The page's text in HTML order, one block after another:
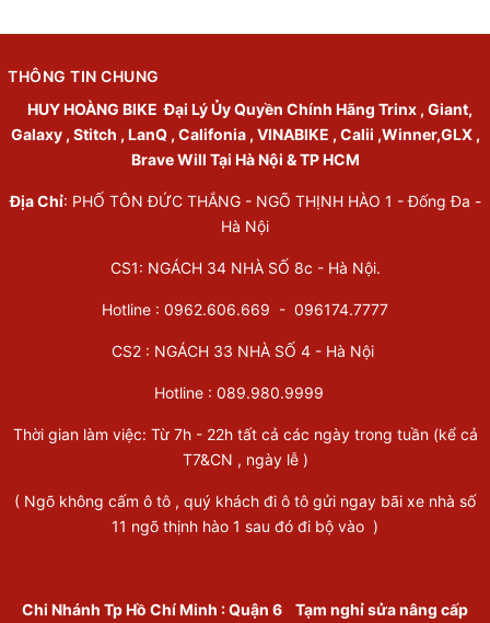
THÔNG TIN CHUNG
HUY HOÀNG BIKE Đại Lý Ủy Quyền Chính Hãng Trinx , Giant,
Galaxy , Stitch , LanQ , Califonia , VINABIKE , Calii ,Winner,GLX ,
Brave Will Tại Hà Nội & TP HCM
Địa Chỉ: PHỐ TÔN ĐỨC THẮNG - NGÕ THỊNH HÀO 1 - Đống Đa -
Hà Nội
CS1: NGÁCH 34 NHÀ SỐ 8c - Hà Nội.
Hotline : 0962.606.669 - 096174.7777
CS2 : NGÁCH 33 NHÀ SỐ 4 - Hà Nội
Hotline : 089.980.9999
Thời gian làm việc: Từ 7h - 22h tất cả các ngày trong tuần (kể cả
T7&CN , ngày lễ )
( Ngõ không cấm ô tô , quý khách đi ô tô gửi ngay bãi xe nhà số
11 ngõ thịnh hào 1 sau đó đi bộ vào )
Chi Nhánh Tp Hồ Chí Minh :Quận 6 Tạm nghỉ sửa nâng cấp